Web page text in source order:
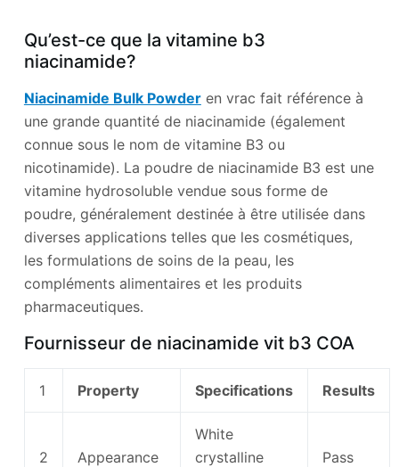
Qu’est-ce que la vitamine b3
niacinamide?
Niacinamide Bulk Powderen vrac fait référence à
une grande quantité de niacinamide (également
connue sous le nom de vitamine B3 ou
nicotinamide). La poudre de niacinamide B3 est une
vitamine hydrosoluble vendue sous forme de
poudre, généralement destinée à être utilisée dans
diverses applications telles que les cosmétiques,
les formulations de soins de la peau, les
compléments alimentaires et les produits
pharmaceutiques.
Fournisseur de niacinamide vit b3 COA
1 Property Specifications Results
2 Appearance
White
crystalline
Pass